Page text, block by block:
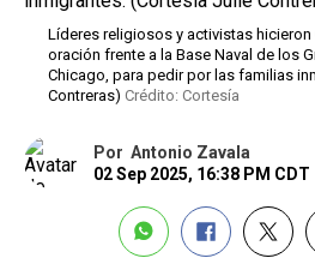
Líderes religiosos y activistas hicieron
oración frente a la Base Naval de los
Chicago, para pedir por las familias
Contreras) Crédito: Cortesía
Por Antonio Zavala
02 Sep 2025, 16:38 PM CDT